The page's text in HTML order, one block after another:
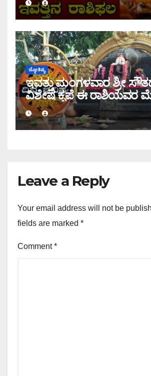
ಜ್ಯೋತಿಷ್ಯ
ಇವತ್ತು ಮಂಗಳವಾರ ಶ್ರೀ
ವಿಶೇಷ ಕೃಪೆ ಈ ರಾಶಿಯವರ
ಇಂದಿನ ರಾಶಿ ಭವಿಷ್ಯ ತಿಳಿಯಿರಿ
Leave a Reply
Your email address will not be
fields are marked *
Comment*